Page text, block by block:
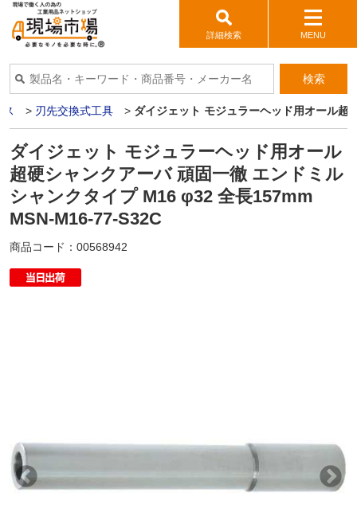
詳細検索 MENU
検索
> 刃先交換式工具 > ダイジェット モジュラーヘッド用オール
ダイジェット モジュラーヘッド用オール
超硬シャンクアーバ 頑固一徹 エンドミル
シャンクタイプ M16 φ32 全長157mm
MSN-M16-77-S32C
商品コード： 00568942